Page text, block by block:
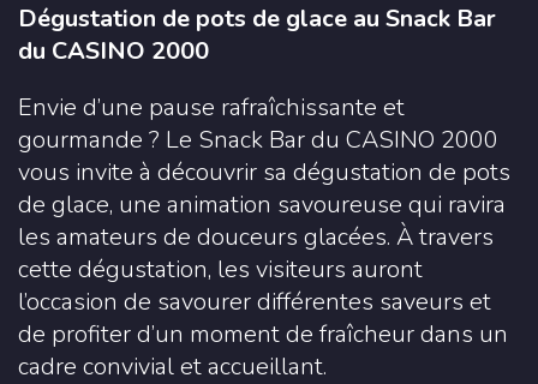
Dégustation de pots de glace au Snack Bar
du CASINO 2000
Envie d’une pause rafraîchissante et
gourmande ? Le Snack Bar du CASINO 2000
vous invite à découvrir sa dégustation de pots
de glace, une animation savoureuse qui ravira
les amateurs de douceurs glacées. À travers
cette dégustation, les visiteurs auront
l’occasion de savourer différentes saveurs et
de profiter d’un moment de fraîcheur dans un
cadre convivial et accueillant.